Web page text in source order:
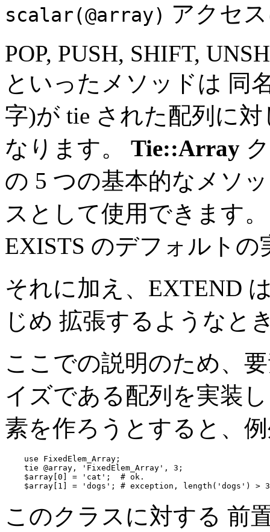
scalar(@array) アクセ
POP, PUSH, SHIFT,
といったメソッドは 同
字)が tie された配列に
なります。 Tie::Array
の 5 つの基本的なメソ
スとして使用できます
EXISTS のデフォルト
それに加え、EXTEND
じめ 拡張するようなと
ここでの説明のため、
イズである配列を実装
素を作ろうとすると、
    use FixedElem_Array;
    tie @array, 'FixedElem_Array', 3;
    $array[0] = 'cat';  # ok.
$array[1] = 'dogs'; # exception, length('dogs') >
このクラスに対する 前